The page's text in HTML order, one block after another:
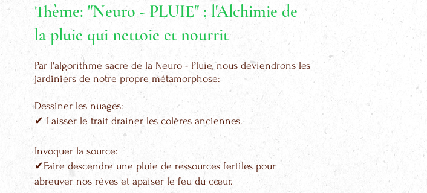
Thème: "Neuro - PLUIE" ; l'Alchimie de
la pluie qui nettoie et nourrit
Par l'algorithme sacré de la Neuro - Pluie, nous deviendrons les
jardiniers de notre propre métamorphose:
Dessiner les nuages:
✔ Laisser le trait drainer les colères anciennes.
Invoquer la source:
✔Faire descendre une pluie de ressources fertiles pour
abreuver nos rêves et apaiser le feu du cœur.